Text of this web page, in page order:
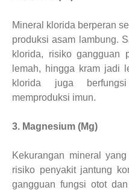
Mineral klorida berperan
produksi asam lambung.
klorida, risiko gangguan
lemah, hingga kram jadi
klorida juga
memproduksi imun.
3. Magnesium (Mg)
Kekurangan mineral
risiko penyakit jantung
gangguan fungsi otot